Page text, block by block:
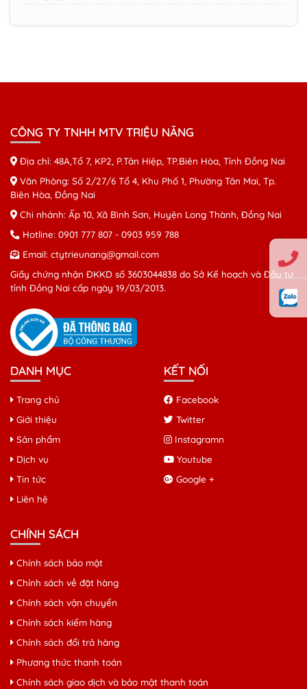
CÔNG TY TNHH MTV TRIỆU NĂNG
Địa chỉ: 48A,Tổ 7, KP2, P.Tân Hiệp, TP.Biên Hòa, Tỉnh Đồng Nai
Văn Phòng: Số 2/27/6 Tổ 4, Khu Phố 1, Phường Tân Mai, Tp.
Biên Hòa, Đồng Nai
Chi nhánh: Ấp 10, Xã Bình Sơn, Huyện Long Thành, Đồng Nai
Hotline: 0901 777 807 - 0903 959 788
Email: ctytrieunang@gmail.com
Giấy chứng nhận ĐKKD số 3603044838 do Sở Kế hoạch và Đầu tư
tỉnh Đồng Nai cấp ngày 19/03/2013.
DANH MỤC
Trang chủ
Giới thiệu
Sản phẩm
Dịch vụ
Tin tức
Liên hệ
KẾT NỐI
Facebook
Twitter
Instagramn
Youtube
Google +
CHÍNH SÁCH
Chính sách bảo mật
Chính sách về đặt hàng
Chính sách vận chuyển
Chính sách kiểm hàng
Chính sách đổi trả hàng
Phương thức thanh toán
Chính sách giao dịch và bảo mật thanh toán